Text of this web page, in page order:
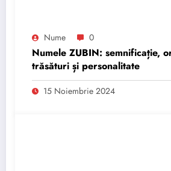
Nume 0
Numele ZUBIN: semnificație,
trăsături și personalitate
15 Noiembrie 2024